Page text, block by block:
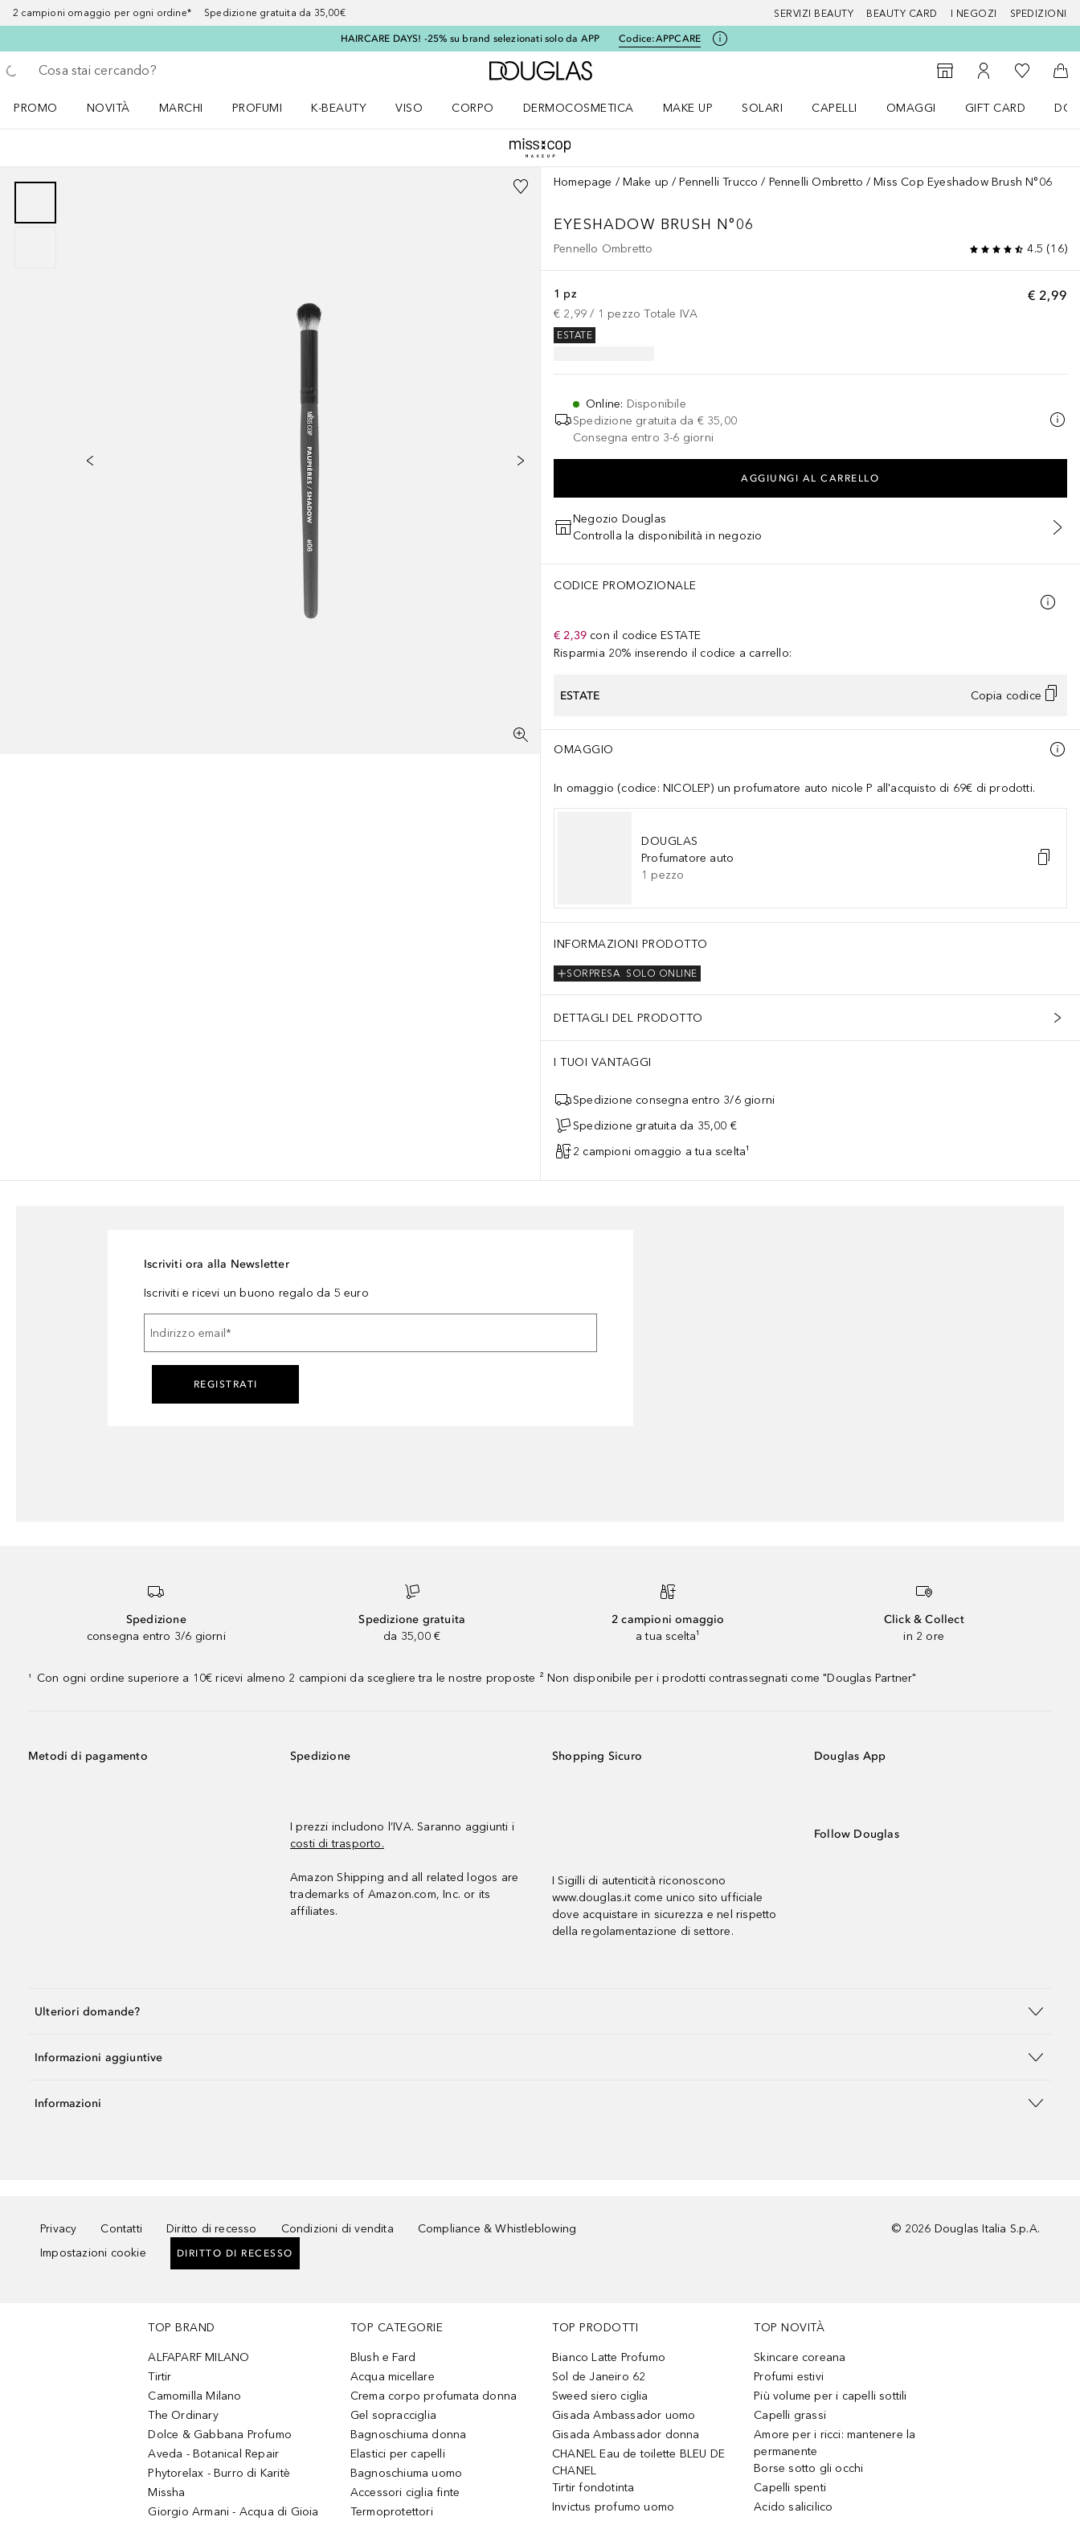
2 campioni omaggio per ogni ordine* Spedizione gratuita da 35,00€ SERVIZI BEAUTY BEAUTY CARD I NEGOZI SPEDIZIONI
HAIRCARE DAYS! -25% su brand selezionati solo da APP Codice:APPCARE
Torna indietro
Esegui ricerca
A Douglas Home
StorefinderAl Mio Account
Alla Mia
Al
PROMO
NOVITÀ
MARCHI
PROFUMI
K-BEAUTY
VISO
CORPO
DERMOCOSMETICA
MAKE UP
SOLARI
CAPELLI
OMAGGI
GIFT CARD
Homepage Make up Pennelli Trucco Pennelli Ombretto Miss Cop Eyeshadow Brush N°06
EYESHADOW BRUSH N°06
Pennello Ombretto 4.5 (16)
€ 2,99
1 pz
€ 2,99 / 1 pezzo Totale IVA
ESTATE
Online: Disponibile
Spedizione gratuita da € 35,00
Consegna entro 3-6 giorni
AGGIUNGI AL CARRELLO
Negozio Douglas
Controlla la disponibilità in negozio
CODICE PROMOZIONALE
€ 2,39 con il codice ESTATE
Risparmia 20% inserendo il codice a carrello:
ESTATE Copia codice
OMAGGIO
In omaggio (codice: NICOLEP) un profumatore auto nicole P all'acquisto di 69€ di prodotti.
DOUGLAS
Profumatore auto
1 pezzo
INFORMAZIONI PRODOTTO
SOLO ONLINE
SORPRESA
DETTAGLI DEL PRODOTTO
I TUOI VANTAGGI
Spedizione consegna entro 3/6 giorni
Spedizione gratuita da 35,00 €
2 campioni omaggio a tua scelta¹
Iscriviti ora alla Newsletter
Iscriviti e ricevi un buono regalo da 5 euro
Indirizzo email *
REGISTRATI
Spedizione
consegna entro 3/6 giorni
Spedizione gratuita
da 35,00 €
2 campioni omaggio
a tua scelta¹
Click & Collect
in 2 ore
¹ Con ogni ordine superiore a 10€ ricevi almeno 2 campioni da scegliere tra le nostre proposte ² Non disponibile per i prodotti contrassegnati come "Douglas Partner"
Metodi di pagamento Spedizione
I prezzi includono l’IVA. Saranno aggiunti i
costi di trasporto.
Amazon Shipping and all related logos are
trademarks of Amazon.com, Inc. or its
affiliates.
Shopping Sicuro
I Sigilli di autenticità riconoscono
www.douglas.it come unico sito ufficiale
dove acquistare in sicurezza e nel rispetto
della regolamentazione di settore.
Douglas App
Follow Douglas
Ulteriori domande?
Informazioni aggiuntive
Informazioni
Privacy Contatti Diritto di recesso Condizioni di vendita
Compliance & Whistleblowing
Impostazioni cookie
DIRITTO DI RECESSO
© 2026 Douglas Italia S.p.A.
TOP BRAND
ALFAPARF MILANO
Tirtir
Camomilla Milano
The Ordinary
Dolce & Gabbana Profumo
Aveda - Botanical Repair
Phytorelax - Burro di Karitè
Missha
Giorgio Armani - Acqua di Gioia
TOP CATEGORIE
Blush e Fard
Acqua micellare
Crema corpo profumata donna
Gel sopracciglia
Bagnoschiuma donna
Elastici per capelli
Bagnoschiuma uomo
Accessori ciglia finte
Termoprotettori
TOP PRODOTTI
Bianco Latte Profumo
Sol de Janeiro 62
Sweed siero ciglia
Gisada Ambassador uomo
Gisada Ambassador donna
CHANEL Eau de toilette BLEU DE
CHANEL
Tirtir fondotinta
Invictus profumo uomo
TOP NOVITÀ
Skincare coreana
Profumi estivi
Più volume per i capelli sottili
Capelli grassi
Amore per i ricci: mantenere la
permanente
Borse sotto gli occhi
Capelli spenti
Acido salicilico